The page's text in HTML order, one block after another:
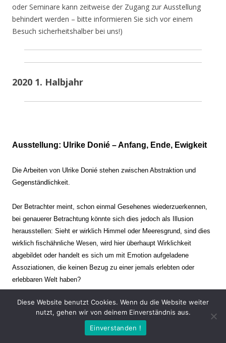
oder Seminare kann zeitweise der Zugang zur Ausstellung
behindert werden – bitte informieren Sie sich vor einem
Besuch sicherheitshalber bei uns!)
2020 1. Halbjahr
Ausstellung: Ulrike Donié – Anfang, Ende, Ewigkeit
Die Arbeiten von Ulrike Donié stehen zwischen Abstraktion und
Gegenständlichkeit.
Der Betrachter meint, schon einmal Gesehenes wiederzuerkennen,
bei genauerer Betrachtung könnte sich dies jedoch als Illusion
herausstellen: Sieht er wirklich Himmel oder Meeresgrund, sind dies
wirklich fischähnliche Wesen, wird hier überhaupt Wirklichkeit
abgebildet oder handelt es sich um mit Emotion aufgeladene
Assoziationen, die keinen Bezug zu einer jemals erlebten oder
erlebbaren Welt haben?
Verharren und Dynamik stehen sich dabei gegenüber. Zeit steht still
oder verrinnt im Nu. Es soll dabei eine Spannung, auch farblich, bis
zur Schmerzgrenze erzeugt werden. Die Arbeiten stellen ambivalente
Diese Website benutzt Cookies. Wenn du die Website weiter
nutzt, gehen wir von deinem Einverständnis aus.
Einverstanden !